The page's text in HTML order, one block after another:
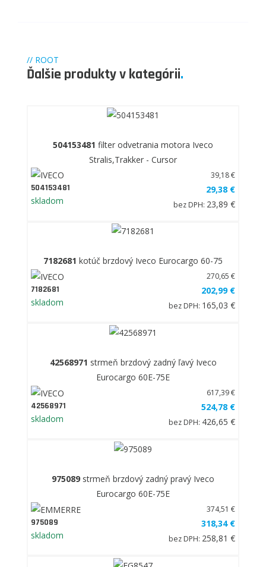
// ROOT
Ďalšie produkty v kategórii.
504153481 filter odvetrania motora Iveco
Stralis,Trakker - Cursor
504153481
skladom
39,18 €
29,38 €
bez DPH: 23,89 €
7182681 kotúč brzdový Iveco Eurocargo 60-75
7182681
skladom
270,65 €
202,99 €
bez DPH: 165,03 €
42568971 strmeň brzdový zadný ľavý Iveco
Eurocargo 60E-75E
42568971
skladom
617,39 €
524,78 €
bez DPH: 426,65 €
975089 strmeň brzdový zadný pravý Iveco
Eurocargo 60E-75E
975089
skladom
374,51 €
318,34 €
bez DPH: 258,81 €